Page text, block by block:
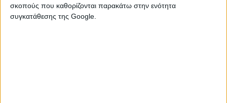
σκοπούς που καθορίζονται παρακάτω στην ενότητα
συγκατάθεσης της Google.
ΕΛΕΥΘΕΡΟΣ ΧΡΟΝΟΣ